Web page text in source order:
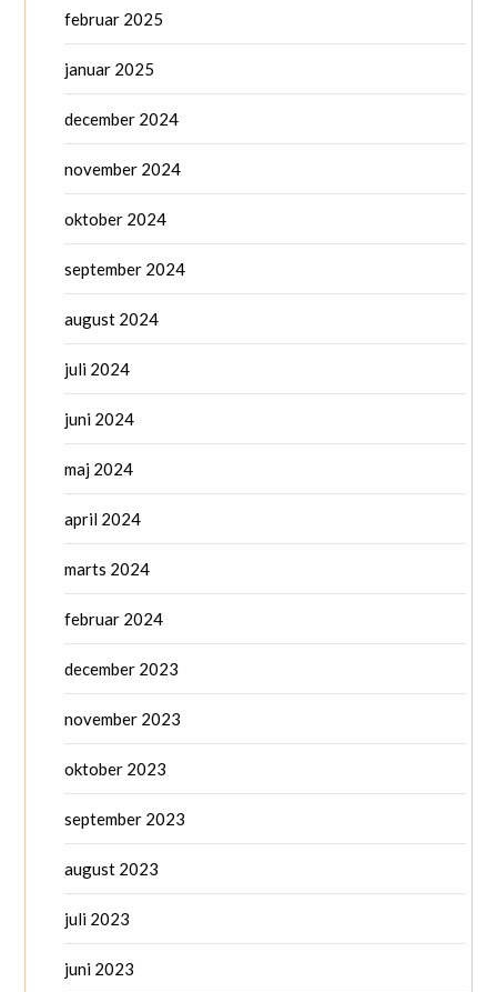
februar 2025
januar 2025
december 2024
november 2024
oktober 2024
september 2024
august 2024
juli 2024
juni 2024
maj 2024
april 2024
marts 2024
februar 2024
december 2023
november 2023
oktober 2023
september 2023
august 2023
juli 2023
juni 2023